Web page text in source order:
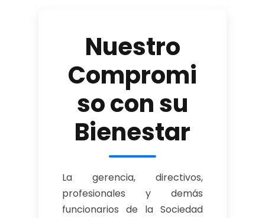
Nuestro
Compromi
so con su
Bienestar
La gerencia, directivos,
profesionales y demás
funcionarios de la Sociedad